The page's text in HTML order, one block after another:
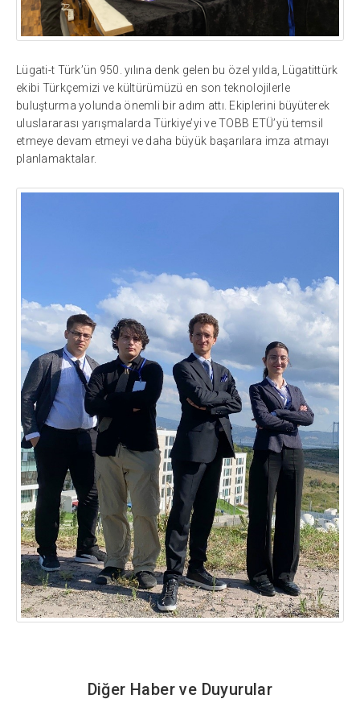
Lügati-t Türk’ün 950. yılına denk gelen bu özel yılda, Lügatittürk
ekibi Türkçemizi ve kültürümüzü en son teknolojilerle
buluşturma yolunda önemli bir adım attı. Ekiplerini büyüterek
uluslararası yarışmalarda Türkiye’yi ve TOBB ETÜ’yü temsil
etmeye devam etmeyi ve daha büyük başarılara imza atmayı
planlamaktalar.
Diğer Haber ve Duyurular